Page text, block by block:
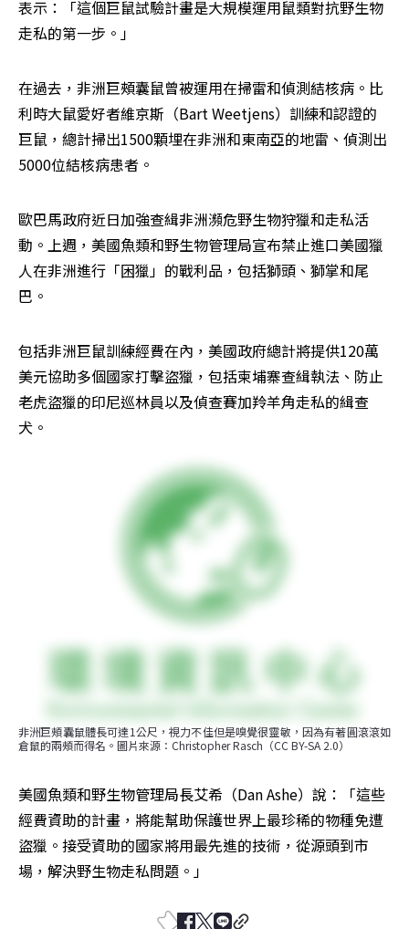
表示：「這個巨鼠試驗計畫是大規模運用鼠類對抗野生物
走私的第一步。」
在過去，非洲巨頰囊鼠曾被運用在掃雷和偵測結核病。比
利時大鼠愛好者維京斯（Bart Weetjens）訓練和認證的
巨鼠，總計掃出1500顆埋在非洲和東南亞的地雷、偵測出
5000位結核病患者。
歐巴馬政府近日加強查緝非洲瀕危野生物狩獵和走私活
動。上週，美國魚類和野生物管理局宣布禁止進口美國獵
人在非洲進行「困獵」的戰利品，包括獅頭、獅掌和尾
巴。
包括非洲巨鼠訓練經費在內，美國政府總計將提供120萬
美元協助多個國家打擊盜獵，包括柬埔寨查緝執法、防止
老虎盜獵的印尼巡林員以及偵查賽加羚羊角走私的緝查
犬。
非洲巨頰囊鼠體長可達1公尺，視力不佳但是嗅覺很靈敏，因為有著圓滾滾如
倉鼠的兩頰而得名。圖片來源：Christopher Rasch（CC BY-SA 2.0）
美國魚類和野生物管理局長艾希（Dan Ashe）說：「這些
經費資助的計畫，將能幫助保護世界上最珍稀的物種免遭
盜獵。接受資助的國家將用最先進的技術，從源頭到市
場，解決野生物走私問題。」